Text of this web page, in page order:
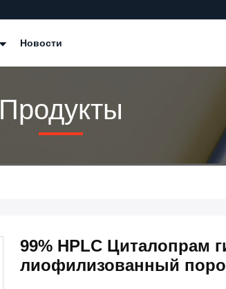
Новости
Продукты
99% HPLC Циталопрам
лиофилизованный